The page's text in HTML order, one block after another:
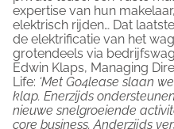
expertise van hun
elektrisch rijden… Dat
de elektrificatie van het
grotendeels via
Edwin Klaps, Managing
Life: ‘Met Go4lease slaan
klap. Enerzijds
nieuwe snelgroeiende
core business. Anderzijds